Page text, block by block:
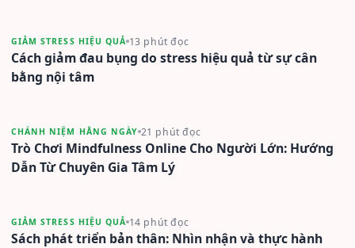
GIẢM STRESS HIỆU QUẢ 13 phút đọc
Cách giảm đau bụng do stress hiệu quả từ sự cân
bằng nội tâm
CHÁNH NIỆM HẰNG NGÀY 21 phút đọc
Trò Chơi Mindfulness Online Cho Người Lớn: Hướng
Dẫn Từ Chuyên Gia Tâm Lý
GIẢM STRESS HIỆU QUẢ 14 phút đọc
Sách phát triển bản thân: Nhìn nhận và thực hành